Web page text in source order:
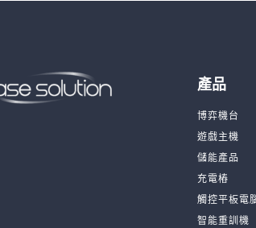
產品
博弈機台
遊戲主機
儲能產品
充電樁
觸控平板電
智能重訓機